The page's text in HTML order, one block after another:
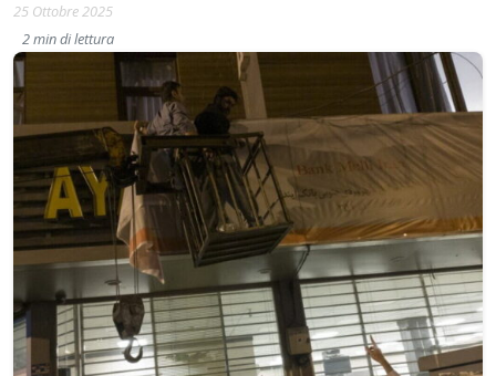
25 Ottobre 2025
2 min di lettura